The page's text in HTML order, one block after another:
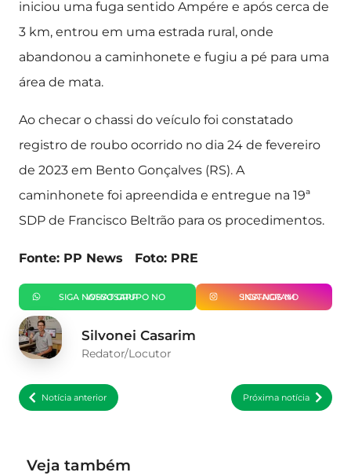
iniciou uma fuga sentido Ampére e após cerca de
3 km, entrou em uma estrada rural, onde
abandonou a caminhonete e fugiu a pé para uma
área de mata.
Ao checar o chassi do veículo foi constatado
registro de roubo ocorrido no dia 24 de fevereiro
de 2023 em Bento Gonçalves (RS). A
caminhonete foi apreendida e entregue na 19ª
SDP de Francisco Beltrão para os procedimentos.
Fonte: PP News Foto: PRE
SIGA NOSSO GRUPO NO WHATSAPP SIGA-NOS NO INSTAGRAM
Silvonei Casarim
Redator/Locutor
Notícia anterior Próxima notícia
Veja também